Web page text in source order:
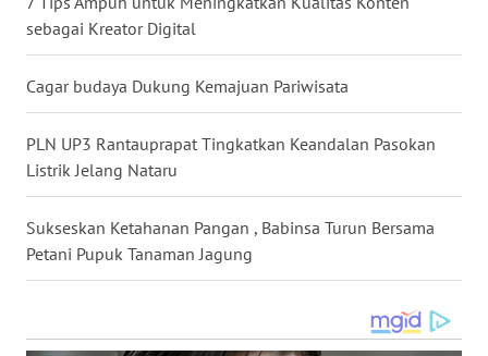
sebagai Kreator Digital
Cagar budaya Dukung Kemajuan Pariwisata
PLN UP3 Rantauprapat Tingkatkan Keandalan Pasokan
Listrik Jelang Nataru
Sukseskan Ketahanan Pangan , Babinsa Turun Bersama
Petani Pupuk Tanaman Jagung
DANAU
NIAS
WN
LANGKAT
WN